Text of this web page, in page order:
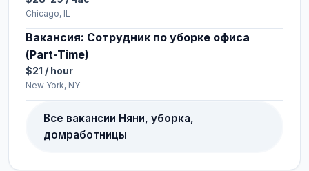
Chicago, IL
Вакансия: Сотрудник по уборке офиса
(Part-Time)
$21 / hour
New York, NY
Все вакансии Няни, уборка,
домработницы